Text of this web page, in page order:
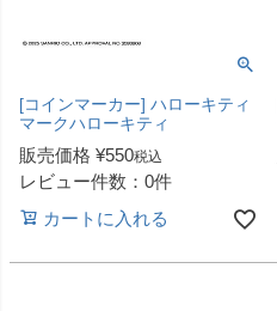
[コインマーカー] ハローキティ
マークハローキティ
販売価格 ¥550税込
レビュー件数：0件
カートに入れる